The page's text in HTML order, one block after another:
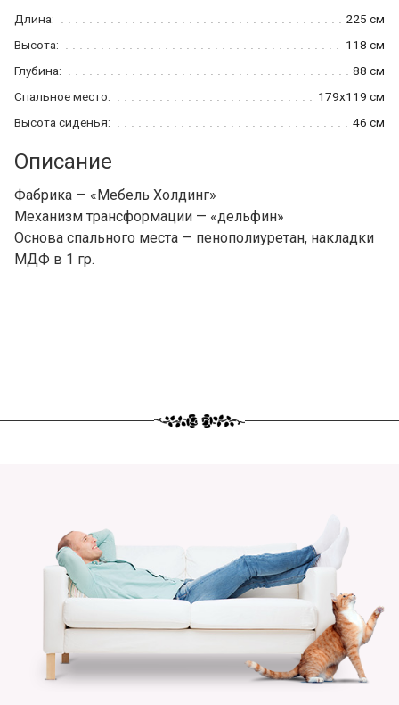
Длина:
225 см
Высота:
118 см
Глубина:
88 см
Спальное место:
179x119 см
Высота сиденья:
46 см
Описание
Фабрика — «Мебель Холдинг»
Механизм трансформации — «дельфин»
Основа спального места — пенополиуретан, накладки
МДФ в 1 гр.